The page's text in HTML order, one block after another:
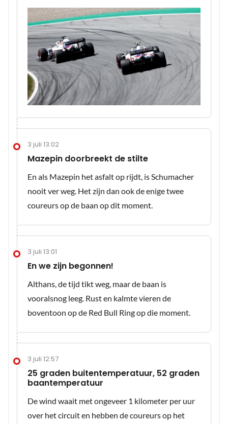
3 juli 13:02
Mazepin doorbreekt de stilte
En als Mazepin het asfalt op rijdt, is Schumacher
nooit ver weg. Het zijn dan ook de enige twee
coureurs op de baan op dit moment.
3 juli 13:01
En we zijn begonnen!
Althans, de tijd tikt weg, maar de baan is
vooralsnog leeg. Rust en kalmte vieren de
boventoon op de Red Bull Ring op die moment.
3 juli 12:57
25 graden buitentemperatuur, 52 graden
baantemperatuur
De wind waait met ongeveer 1 kilometer per uur
over het circuit en hebben de coureurs op het